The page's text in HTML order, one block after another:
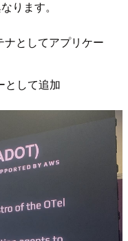
ります。
としてアプリケー
として追加